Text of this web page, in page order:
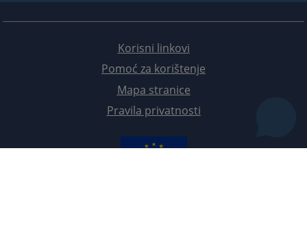
Korisni linkovi
Pomoć za korištenje
Mapa stranice
Pravila privatnosti